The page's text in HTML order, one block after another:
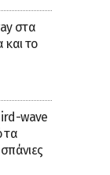
στα
το
wave
τα